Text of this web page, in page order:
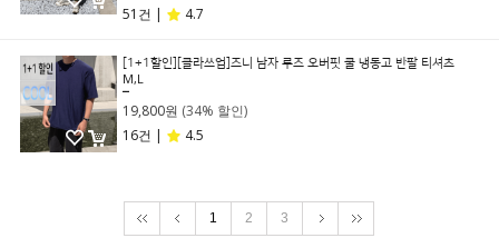
51건 |
4.7
[1+1할인][클라쓰업]즈니 남자 루즈 오버핏 쿨 냉동고 반팔 티셔츠
M,L
19,800원 (34% 할인)
16건 |
4.5
1 2 3